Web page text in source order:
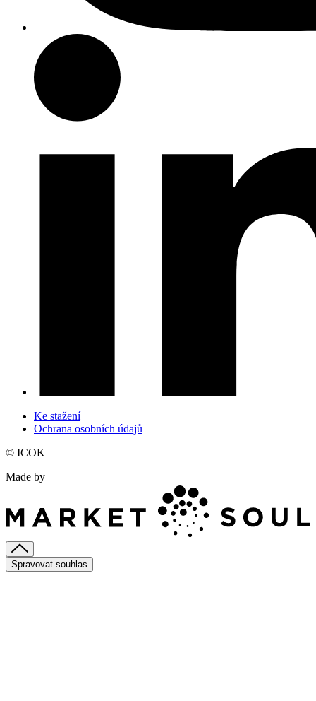
Ke stažení
Ochrana osobních údajů
© ICOK
Made by
Spravovat souhlas